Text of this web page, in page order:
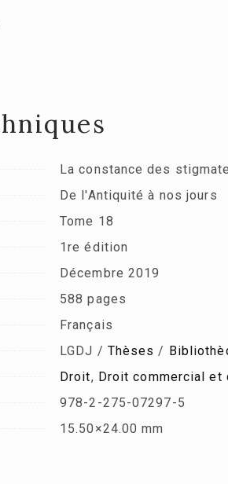
La constance des
De l'Antiquité à nos jours
Tome 18
1re édition
Décembre 2019
588 pages
Français
LGDJ / Thèses /
Droit, Droit commercial et
978-2-275-07297-5
15.50×24.00 mm